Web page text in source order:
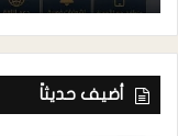
أضيف حديثاً